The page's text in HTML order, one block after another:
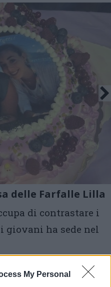
My Personal
delle Farfalle Lilla
di contrastare i
ha sede nel
10